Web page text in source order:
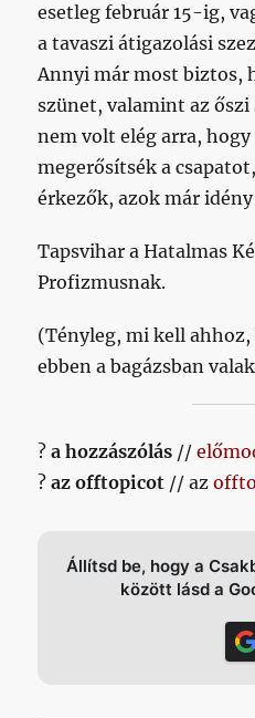
esetleg február 15-ig,
a tavaszi átigazolási
Annyi már most biztos,
szünet, valamint az őszi
nem volt elég arra,
megerősítsék a
érkezők, azok már
Tapsvihar a Hatalmas
Profizmusnak.
(Tényleg, mi kell
ebben a bagázsban
?a hozzászólás //
?az offtopicot // az
Állítsd be, hogy a
között lásd a